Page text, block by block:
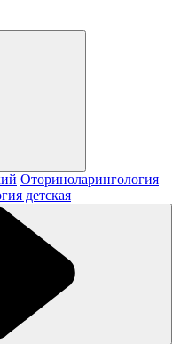
Оториноларингология
детская